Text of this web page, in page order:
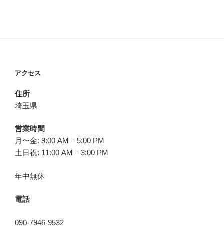
アクセス
住所
埼玉県
営業時間
月〜金: 9:00 AM – 5:00 PM
土日祝: 11:00 AM – 3:00 PM
年中無休
電話
090-7946-9532